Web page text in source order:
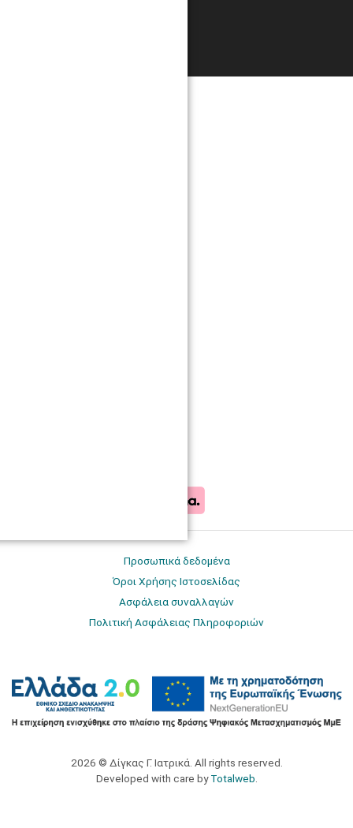
Προσωπικά δεδομένα
Όροι Χρήσης Ιστοσελίδας
Ασφάλεια συναλλαγών
Πολιτική Ασφάλειας Πληροφοριών
2026 © Δίγκας Γ. Ιατρικά. All rights reserved.
Developed with care byTotalweb